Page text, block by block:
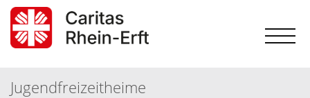
Jugendfreizeitheime